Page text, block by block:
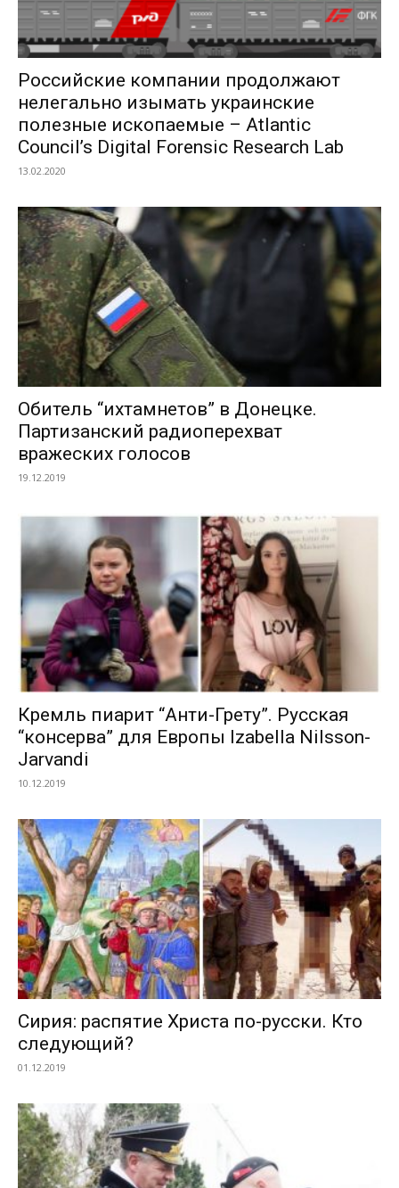
Российские компании продолжают
нелегально изымать украинские
полезные ископаемые – Atlantic
Council’s Digital Forensic Research Lab
13.02.2020
Обитель “ихтамнетов” в Донецке.
Партизанский радиоперехват
вражеских голосов
19.12.2019
Кремль пиарит “Анти-Грету”. Русская
“консерва” для Европы Izabella Nilsson-
Jarvandi
10.12.2019
Сирия: распятие Христа по-русски. Кто
следующий?
01.12.2019